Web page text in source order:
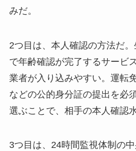
みだ。
2つ目は、本人確認の方法だ
で年齢確認が完了するサービ
業者が入り込みやすい。運転
などの公的身分証の提出を必
選ぶことで、相手の本人確認
3つ目は、24時間監視体制の